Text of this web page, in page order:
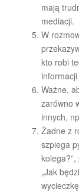
mają
mediacji.
W
kto robi
Ważne,
zarówno
innych,
Żadne z
szpiega
„Jak